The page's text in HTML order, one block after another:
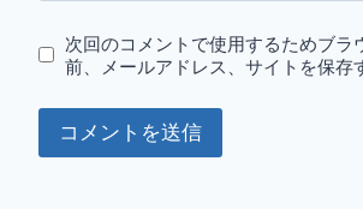
次回のコメントで使用するためブラ
前、メールアドレス、サイトを保存